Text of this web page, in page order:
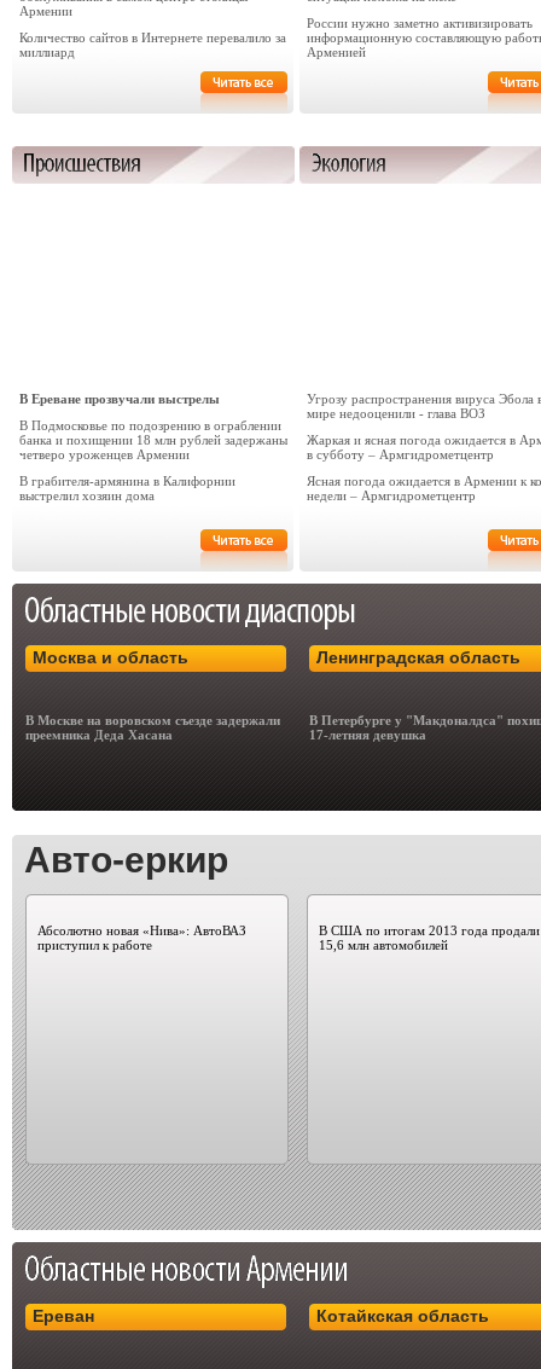
Армении
Количество сайтов в Интернете перевалило за
миллиард
России нужно заметно активизировать
информационную составляющую
Арменией
В Ереване прозвучали выстрелы
В Подмосковье по подозрению в ограблении
банка и похищении 18 млн рублей задержаны
четверо уроженцев Армении
В грабителя-армянина в Калифорнии
выстрелил хозяин дома
Угрозу распространения вируса Эбола
мире недооценили - глава ВОЗ
Жаркая и ясная погода ожидается в
в субботу – Армгидрометцентр
Ясная погода ожидается в Армении к
недели – Армгидрометцентр
Москва и область
В Москве на воровском съезде задержали
преемника Деда Хасана
Ленинградская область
В Петербурге у "Макдоналдса"
17-летняя девушка
Авто-еркир
Абсолютно новая «Нива»: АвтоВАЗ
приступил к работе
В США по итогам 2013 года продали
15,6 млн автомобилей
Ереван Котайкская область